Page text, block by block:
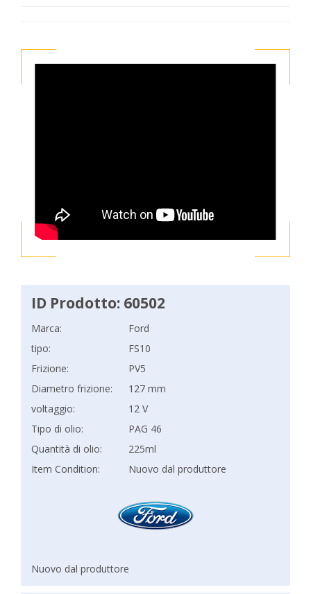
ID Prodotto: 60502
Marca:
Ford
tipo:
FS10
Frizione:
PV5
Diametro frizione:
127 mm
voltaggio:
12 V
Tipo di olio:
PAG 46
Quantità di olio:
225ml
Item Condition:
Nuovo dal produttore
Nuovo dal produttore